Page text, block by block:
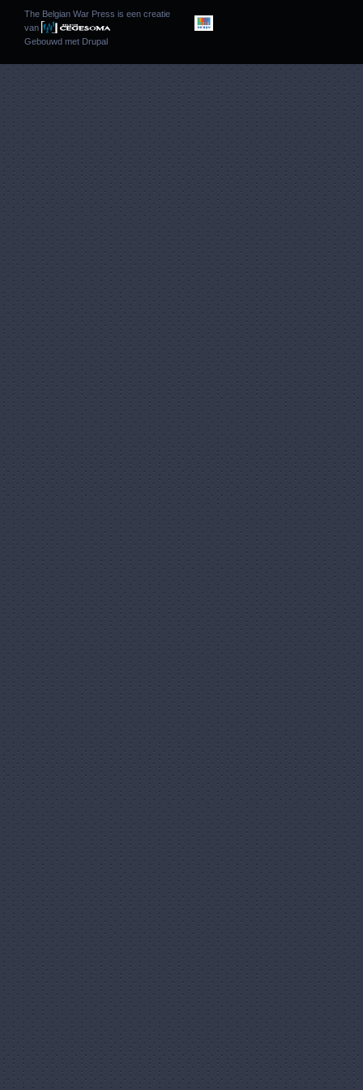
The Belgian War Press is een creatie
van
Gebouwd met Drupal